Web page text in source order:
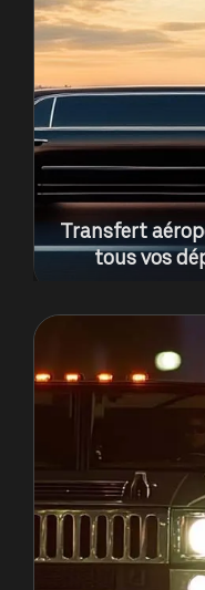
Transfert
tous vos